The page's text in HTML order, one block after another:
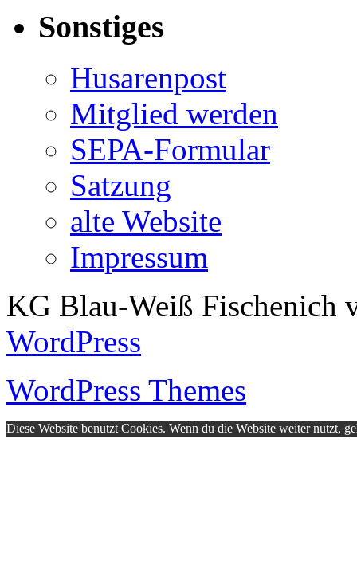
Sonstiges
Husarenpost
Mitglied werden
SEPA-Formular
Satzung
alte Website
Impressum
KG Blau-Weiß Fischenich
WordPress
WordPress Themes
Diese Website benutzt Cookies. Wenn du die Website weiter nutzt,